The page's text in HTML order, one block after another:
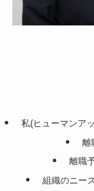
私(ヒューマンア
離
離職
組織のニー